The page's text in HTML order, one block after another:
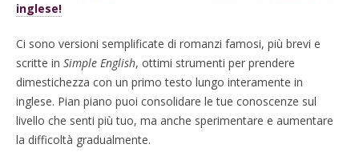
inglese!
Ci sono versioni semplificate di romanzi famosi, più brevi e
scritte in Simple English, ottimi strumenti per prendere
dimestichezza con un primo testo lungo interamente in
inglese. Pian piano puoi consolidare le tue conoscenze sul
livello che senti più tuo, ma anche sperimentare e aumentare
la difficoltà gradualmente.